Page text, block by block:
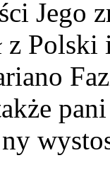
Jego
z